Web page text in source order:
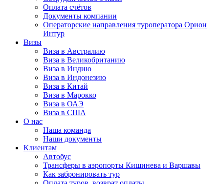
Оплата счётов
Документы компании
Операторские направления туроператора Орион
Интур
Визы
Виза в Австралию
Виза в Великобританию
Виза в Индию
Виза в Индонезию
Виза в Китай
Виза в Марокко
Виза в ОАЭ
Виза в США
О нас
Наша команда
Наши документы
Клиентам
Автобус
Трансферы в аэропорты Кишинева и Варшавы
Как забронировать тур